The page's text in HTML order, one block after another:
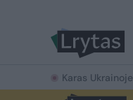
Karas Ukrainoje